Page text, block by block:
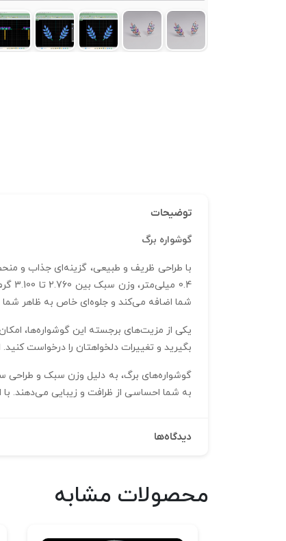
توضیحات
گوشواره برگ
شما اضافه می‌کند و جلوه‌ای خاص به ظاهر
یکی از مزیت‌های برجسته این گوشواره‌ها،
بگیرید و تغییرات دلخواهتان را درخواست
گوشواره‌های برگ، به دلیل وزن سبک و طراحی
به شما احساسی از ظرافت و زیبایی می‌دهند.
دیدگاه‌ها
محصولات مشابه